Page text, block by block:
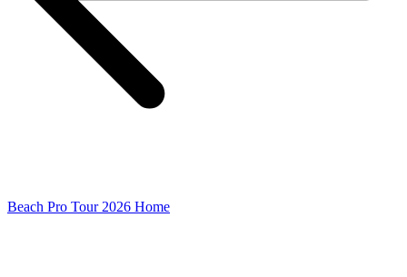
Beach Pro Tour 2026 Home